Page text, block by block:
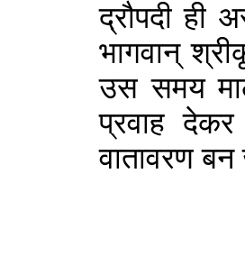
द्रौपदी ही
भागवान्
उस समय
प्रवाह
वातावरण बन